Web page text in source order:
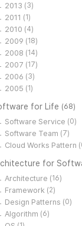
2013 (3)
2011 (1)
2010 (4)
2009 (18)
2008 (14)
2007 (17)
2006 (3)
2005 (1)
for Life (68)
Software Service (0)
Software Team (7)
Cloud Works Pattern
for
Architecture (16)
Framework (2)
Design Patterns (0)
Algorithm (6)